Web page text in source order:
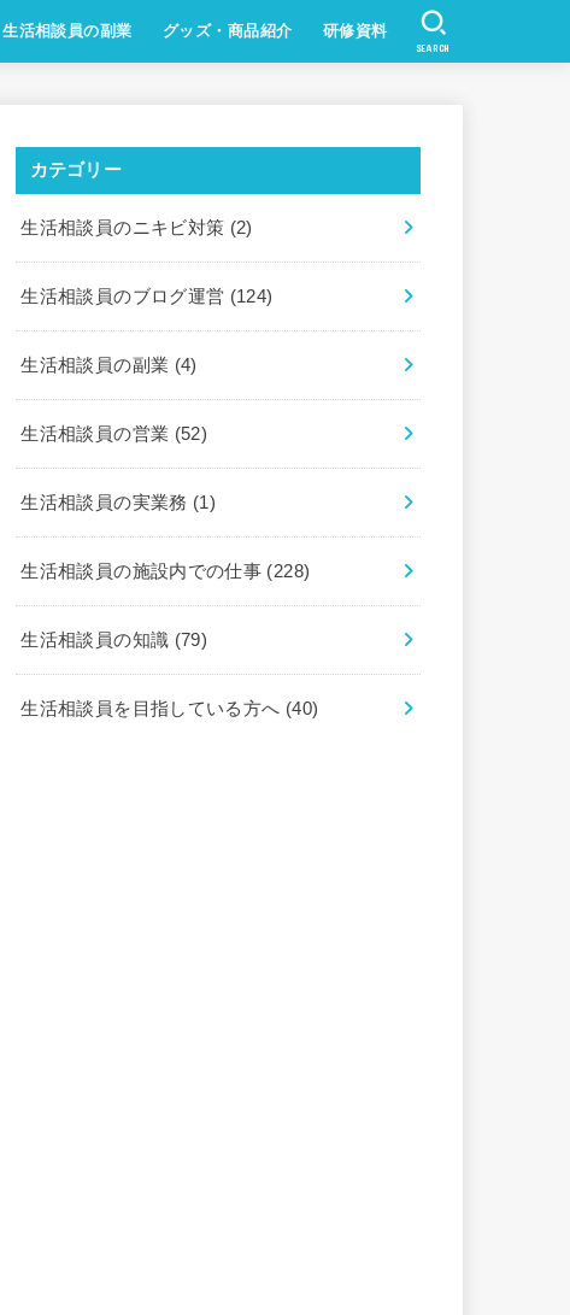
生活相談員の副業 グッズ・商品紹介 研修資料
SEARCH
カテゴリー
生活相談員のニキビ対策 (2)
生活相談員のブログ運営 (124)
生活相談員の副業 (4)
生活相談員の営業 (52)
生活相談員の実業務 (1)
生活相談員の施設内での仕事 (228)
生活相談員の知識 (79)
生活相談員を目指している方へ (40)